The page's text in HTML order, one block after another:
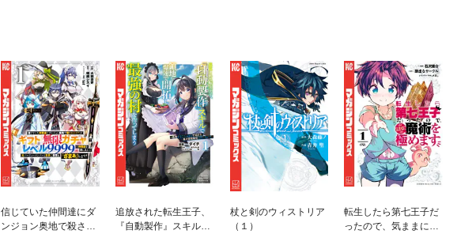
信じていた仲間達にダ
ンジョン奥地で殺され
追放された転生王子、
『自動製作』スキルで
杖と剣のウィストリア
（１）
転生したら第七王子だ
ったので、気ままに魔